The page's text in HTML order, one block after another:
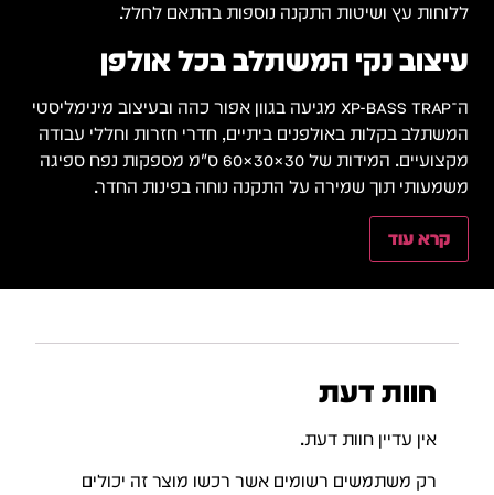
ללוחות עץ ושיטות התקנה נוספות בהתאם לחלל.
עיצוב נקי המשתלב בכל אולפן
ה־XP-BASS TRAP מגיעה בגוון אפור כהה ובעיצוב מינימליסטי
המשתלב בקלות באולפנים ביתיים, חדרי חזרות וחללי עבודה
מקצועיים. המידות של 30×30×60 ס"מ מספקות נפח ספיגה
משמעותי תוך שמירה על התקנה נוחה בפינות החדר.
קרא עוד
חוות דעת
אין עדיין חוות דעת.
רק משתמשים רשומים אשר רכשו מוצר זה יכולים